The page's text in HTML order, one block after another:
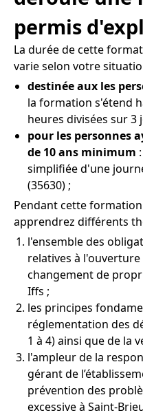
permis
La durée de cette
varie selon votre
destinée aux les
la formation s'étend
heures divisées sur 3
pour les personnes
de 10 ans minimum
simplifiée d'une
(35630) ;
Pendant cette
apprendrez différents
l'ensemble des
relatives à
changement de
Iffs ;
les principes
réglementation des
1 à 4) ainsi que de la
l'ampleur de la
gérant de
prévention des
excessive à Saint-